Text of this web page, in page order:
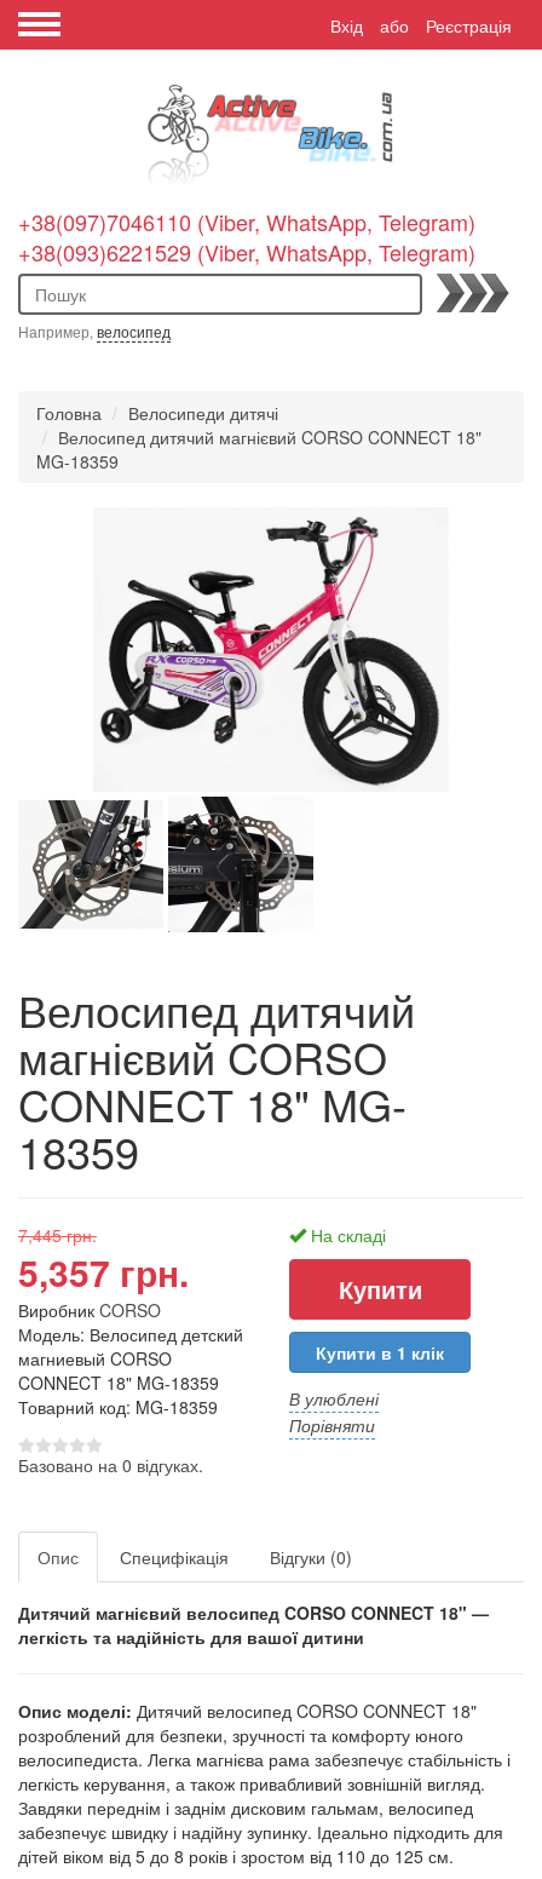
Вхід або Реєстрація
+38(097)7046110 (Viber, WhatsApp, Telegram)
+38(093)6221529 (Viber, WhatsApp, Telegram)
Пошук
Например, велосипед
Головна
Велосипеди дитячі
Велосипед дитячий магнієвий CORSO CONNECT 18"
MG-18359
Велосипед дитячий
магнієвий CORSO
CONNECT 18" MG-
18359
7,445 грн.
5,357 грн.
Виробник CORSO
Модель: Велосипед детский
магниевый CORSO
CONNECT 18" MG-18359
Товарний код: MG-18359
Базовано на 0 відгуках.
На складі
Купити в 1 клік
В улюблені
Порівняти
Опис Специфікація Відгуки (0)
Дитячий магнієвий велосипед CORSO CONNECT 18" —
легкість та надійність для вашої дитини
Опис моделі: Дитячий велосипед CORSO CONNECT 18"
розроблений для безпеки, зручності та комфорту юного
велосипедиста. Легка магнієва рама забезпечує стабільність і
легкість керування, а також привабливий зовнішній вигляд.
Завдяки переднім і заднім дисковим гальмам, велосипед
забезпечує швидку і надійну зупинку. Ідеально підходить для
дітей віком від 5 до 8 років і зростом від 110 до 125 см.